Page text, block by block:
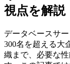
視点を解説
データベースサ
300名を超える大
織まで、必要な